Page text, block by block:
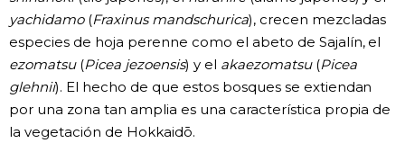
yachidamo(Fraxinus mandschurica), crecen mezcladas
especies de hoja perenne como el abeto de Sajalín, el
ezomatsu(Picea jezoensis) y el akaezomatsu(Picea
glehnii). El hecho de que estos bosques se extiendan
por una zona tan amplia es una característica propia de
la vegetación de Hokkaidō.